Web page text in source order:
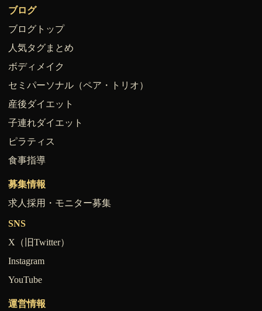
ブログ
ブログトップ
人気タグまとめ
ボディメイク
セミパーソナル（ペア・トリオ）
産後ダイエット
子連れダイエット
ピラティス
食事指導
募集情報
求人採用・モニター募集
SNS
X（旧Twitter）
Instagram
YouTube
運営情報